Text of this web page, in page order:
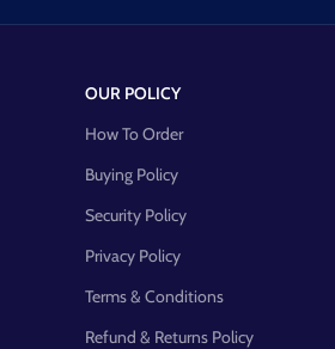
OUR POLICY
How To Order
Buying Policy
Security Policy
Privacy Policy
Terms & Conditions
Refund & Returns Policy